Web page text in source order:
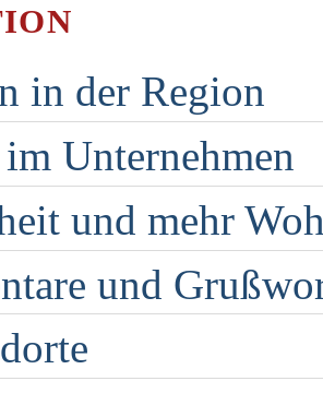
in der Region
Unternehmen
und mehr
und